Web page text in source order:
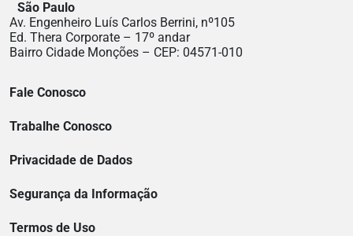
São Paulo
Av. Engenheiro Luís Carlos Berrini, nº105
Ed. Thera Corporate – 17º andar
Bairro Cidade Monções – CEP: 04571-010
Fale Conosco
Trabalhe Conosco
Privacidade de Dados
Segurança da Informação
Termos de Uso